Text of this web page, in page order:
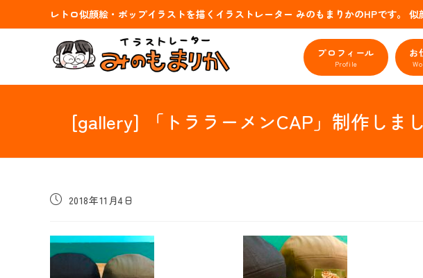
ン
レトロ似顔絵・ポップイラストを描くイラストレーター みのもまりかのHPです
プロフィール
Profile
お
[gallery] 「トララーメンCAP」制作しま
投
開
日:
2018年11月4日